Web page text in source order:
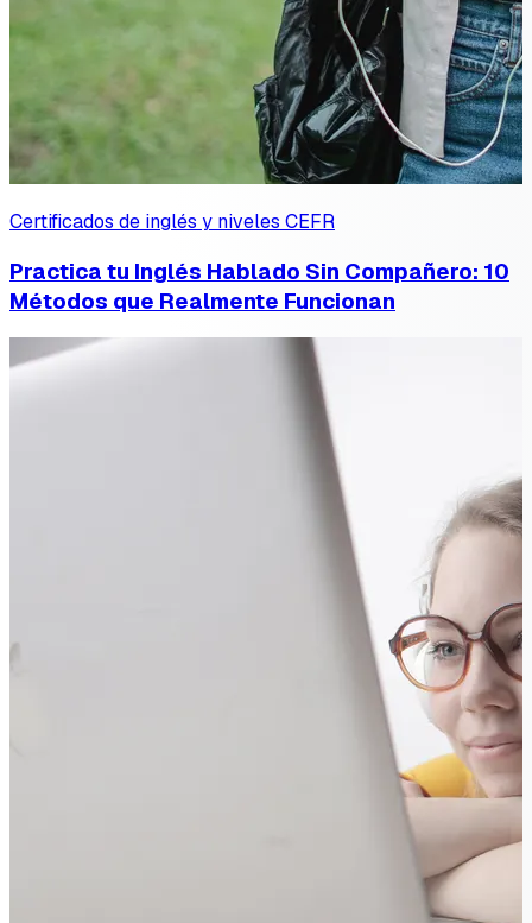
Certificados de inglés y niveles CEFR
Practica tu Inglés Hablado Sin Compañero: 10
Métodos que Realmente Funcionan